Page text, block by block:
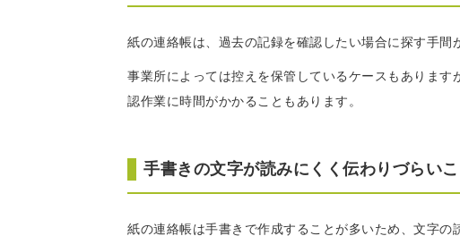
紙の連絡帳は、過去の記録を確認したい場合に探す手間
事業所によっては控えを保管しているケースもありま
認作業に時間がかかることもあります。
手書きの文字が読みにくく伝わりづらい
紙の連絡帳は手書きで作成することが多いため、文字の